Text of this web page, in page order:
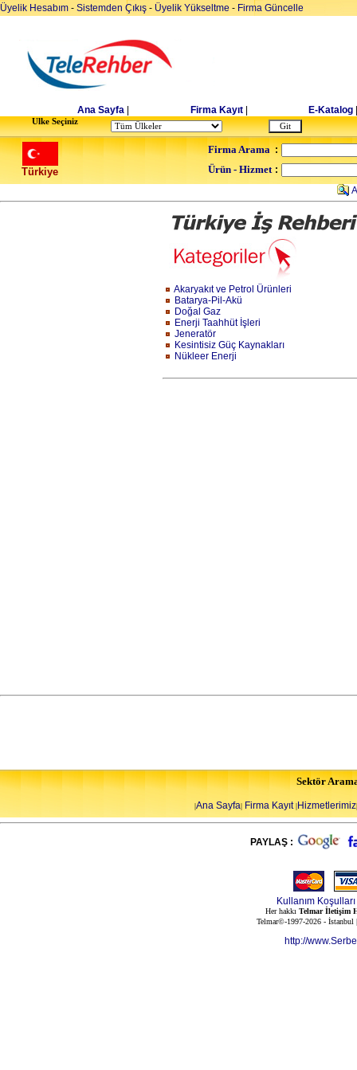
Üyelik Hesabım - Sistemden Çıkış - Üyelik Yükseltme - Firma Güncelle
Ana Sayfa Firma Kayıt E-Katalog
Ulke Seçiniz
Türkiye
Firma Arama :
Ürün - Hizmet :
Akaryakıt ve Petrol Ürünleri
Batarya-Pil-Akü
Doğal Gaz
Enerji Taahhüt İşleri
Jeneratör
Kesintisiz Güç Kaynakları
Nükleer Enerji
Sektör
|Ana Sayfa| Firma Kayıt|Hizmetlerimiz|
PAYLAŞ :
Kullanım Koşulları
Her hakkı Telmar İletişim
Telmar©-1997-2026 -
http://